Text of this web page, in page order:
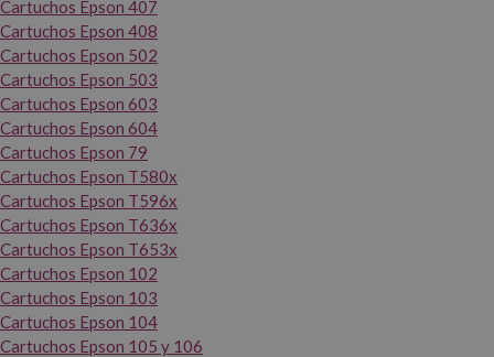
Cartuchos Epson 407
Cartuchos Epson 408
Cartuchos Epson 502
Cartuchos Epson 503
Cartuchos Epson 603
Cartuchos Epson 604
Cartuchos Epson 79
Cartuchos Epson T580x
Cartuchos Epson T596x
Cartuchos Epson T636x
Cartuchos Epson T653x
Cartuchos Epson 102
Cartuchos Epson 103
Cartuchos Epson 104
Cartuchos Epson 105 y 106